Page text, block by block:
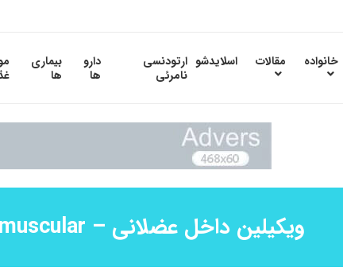
خانواده مقالات اسلایدشو ارتودنسی
نامرئی
دارو
ها
بیماری
ها
ویکیلین داخل عضلانی – Wycillin intramuscular